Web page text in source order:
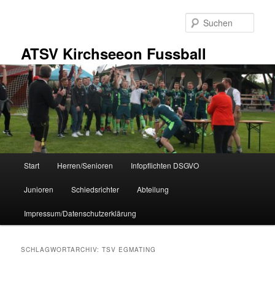
ATSV Kirchseeon Fussball
Start Herren/Senioren Infopflichten DSGVO
Junioren Schiedsrichter Abteilung
Impressum/Datenschutzerklärung
SCHLAGWORTARCHIV:TSV EGMATING